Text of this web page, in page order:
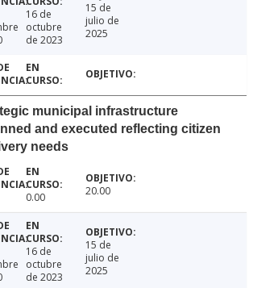
16 de
octubre
de 2023
15 de
julio de
2025
municipal infrastructure
and executed reflecting citizen
needs
0.00 20.00
16 de
octubre
de 2023
15 de
julio de
2025